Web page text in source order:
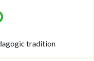
tradition